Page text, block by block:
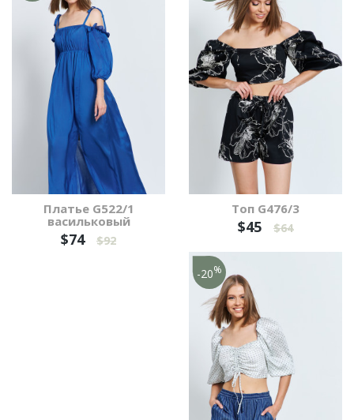
Платье G522/1
васильковый
$74 $92
Топ G476/3
$45 $64
-20%